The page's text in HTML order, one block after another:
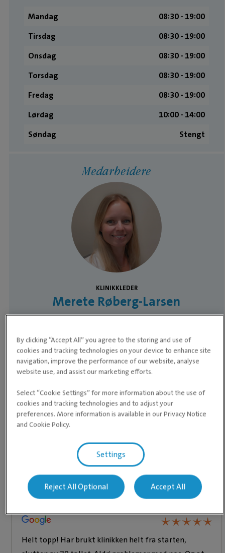
Mandag
08:30 ­- 19:00
Tirsdag
08:30 ­- 19:00
Onsdag
08:30 ­- 19:00
Torsdag
08:30 ­- 19:00
Fredag
08:30 ­- 19:00
Lørdag
10:00 ­- 14:00
Søndag
Stengt
Medarbeidere
KLINIKKLEDER
Merete Røberg-Larsen
Våre medarbeidere
Dette sier kundene
★★★★★
★★★★★
Helt topp! Har brukt klinikken helt fra starten,
By clicking “Accept All” you agree to the storing and use of
cookies and tracking technologies on your device to enhance site
navigation, improve the performance of our website, analyse
website use, and assist our marketing efforts.
Select “Cookie Settings” for more information about the use of
cookies and tracking technologies and to adjust your
preferences. More information is available in our Privacy Notice
and Cookie Policy.
Settings
Reject All Optional Accept All